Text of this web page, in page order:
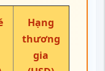
Hạng
thương
gia